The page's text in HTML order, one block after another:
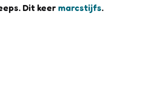
Dit keer marcstijfs.